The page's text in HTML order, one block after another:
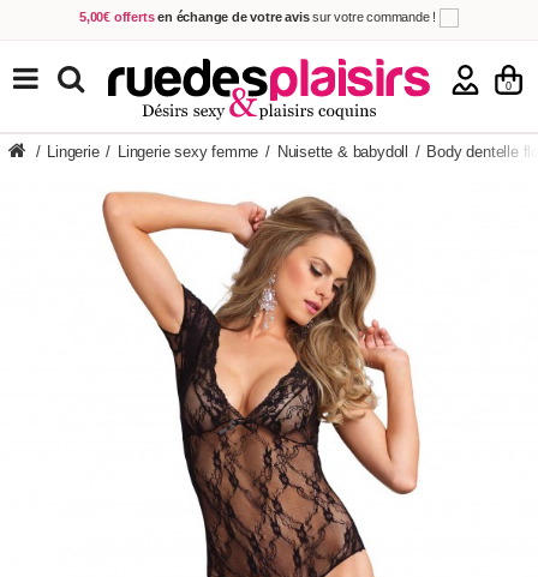
5,00€ offerts en échange de votre avissur votre commande !
Achetez aujourd'hui. Décidez quand payer !
Livraison en 48h
au prix de 2,90 € ! (Offerte dès 69,00€ d'achat)
0
TOUS NOS PRODUITS
/ Lingerie / Lingerie sexy femme / Nuisette & babydoll / Body dentelle